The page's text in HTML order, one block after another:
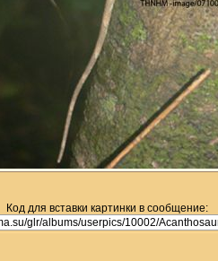
Код для вставки картинки в сообщение: